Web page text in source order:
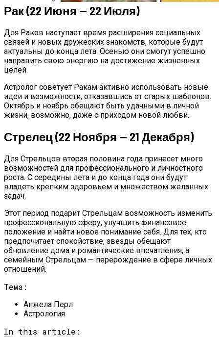
Карта Таро Недели: Что Нас Ждет С 11
Рак (22 Июня — 22 Июля)
Для Раков наступает время расширения социальных
связей и новых дружеских знакомств, которые будут
актуальны до конца лета. Осенью они смогут успешно
направить свою энергию на достижение жизненных
целей.
Астролог советует Ракам активно использовать новые
идеи и возможности, отказавшись от старых шаблонов.
Октябрь и ноябрь обещают быть удачными в личной
жизни, возможно, даже с приходом новой любви.
Стрелец (22 Ноября — 21 Декабря)
Для Стрельцов вторая половина года принесет много
возможностей для профессионального и личностного
роста. С середины лета и до конца года они будут
владеть крепким здоровьем и множеством желанных
задач.
Этот период подарит Стрельцам возможность изменить
профессиональную сферу, улучшить финансовое
положение и найти новое понимание себя. Для тех, кто
предпочитает спокойствие, звезды обещают
обновление дома и романтические впечатления, а
семейным Стрельцам — перерождение в сфере личных
отношений.
Тема:
Анжела Перл
Астрология
In this article: